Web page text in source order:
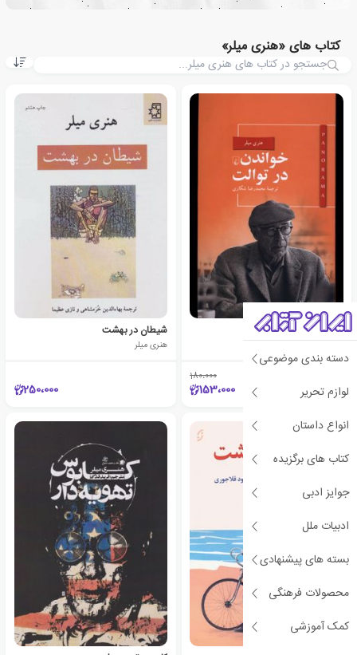
دسته بندی موضوعی
لوازم تحریر
انواع داستان
کتاب های برگزیده
جوایز ادبی
ادبیات ملل
بسته های پیشنهادی
محصولات فرهنگی
کمک آموزشی
کتاب های «هنری میلر»
خواندن در توالت
هنری میلر
180،000
153،000
شیطان در بهشت
هنری میلر
250،000